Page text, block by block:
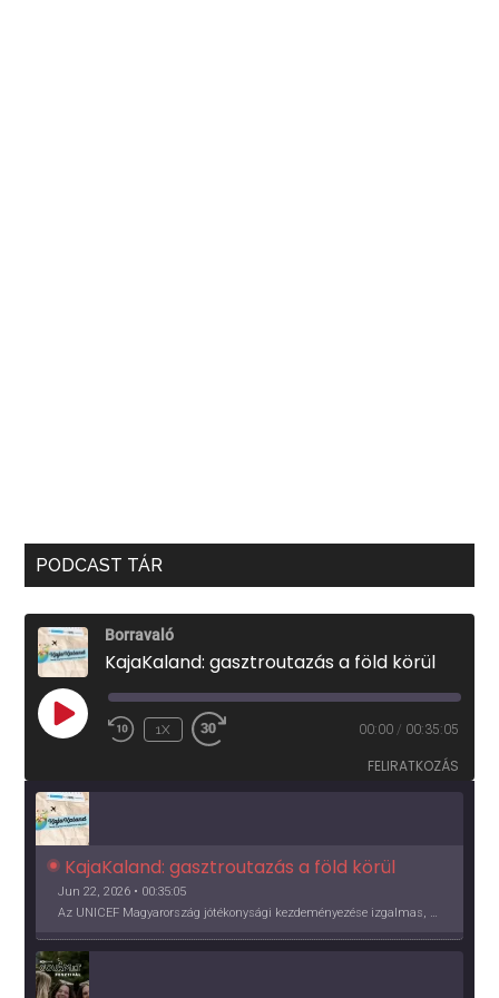
PODCAST TÁR
Borravaló
KajaKaland: gasztroutazás a föld körül
PLAY
EPISODE
1X 00:00 / 00:35:05
FELIRATKOZÁS
KajaKaland: gasztroutazás a föld körül
Jun 22, 2026 • 00:35:05
Az UNICEF Magyarország jótékonysági kezdeményezése izgalmas, egész éves világkörüli ízutazásra hív, igazi családi program és gasztroedukáció, illetve segítség a rászorulóknak is egyben.